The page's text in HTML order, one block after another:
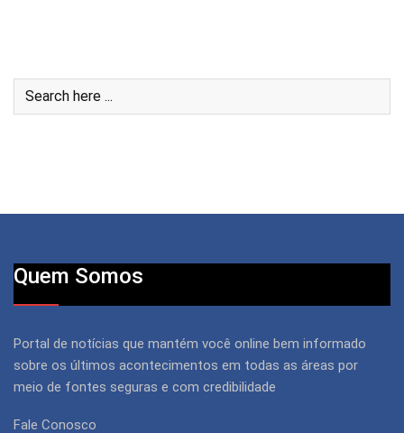
Quem Somos
Portal de notícias que mantém você online bem informado
sobre os últimos acontecimentos em todas as áreas por
meio de fontes seguras e com credibilidade
Fale Conosco